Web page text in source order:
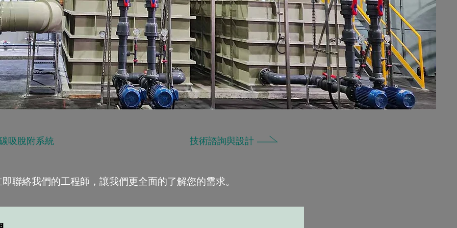
吸脫附系統 技術諮詢與設計
即聯絡我們的工程師，讓我們更全面的了解您的需求。